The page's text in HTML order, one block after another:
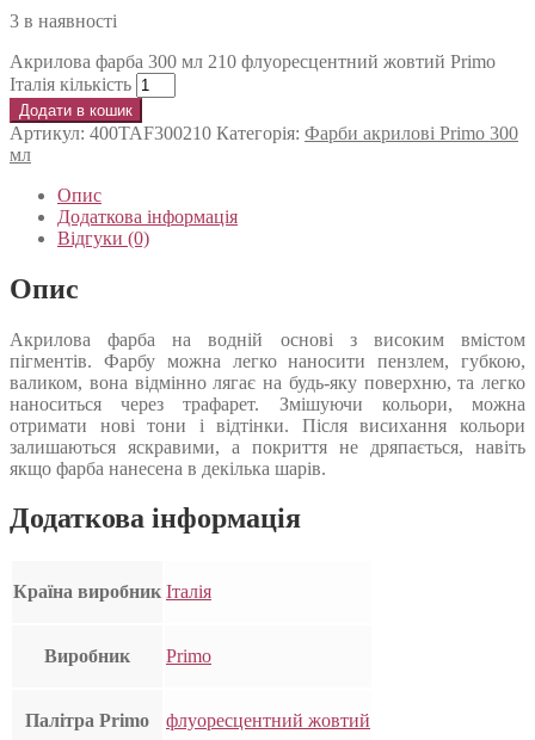
3 в наявності
Акрилова фарба 300 мл 210 флуоресцентний жовтий Primo
Італія кількість
Додати в кошик
Артикул: 400TAF300210 Категорія: Фарби акрилові Primo 300
мл
Опис
Додаткова інформація
Відгуки (0)
Опис
Акрилова фарба на водній основі з високим вмістом
пігментів. Фарбу можна легко наносити пензлем, губкою,
валиком, вона відмінно лягає на будь-яку поверхню, та легко
наноситься через трафарет. Змішуючи кольори, можна
отримати нові тони і відтінки. Після висихання кольори
залишаються яскравими, а покриття не дряпається, навіть
якщо фарба нанесена в декілька шарів.
Додаткова інформація
Країна виробник Італія
Виробник Primo
Палітра Primo флуоресцентний жовтий